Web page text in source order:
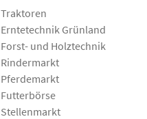
Traktoren
Erntetechnik Grünland
Forst- und Holztechnik
Rindermarkt
Pferdemarkt
Futterbörse
Stellenmarkt